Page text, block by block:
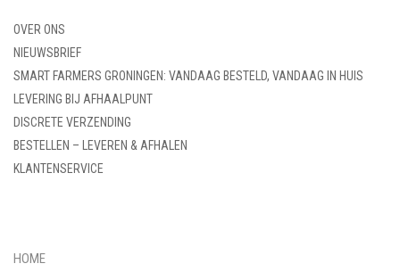
OVER ONS
NIEUWSBRIEF
SMART FARMERS GRONINGEN: VANDAAG BESTELD, VANDAAG IN HUIS
LEVERING BIJ AFHAALPUNT
DISCRETE VERZENDING
BESTELLEN – LEVEREN & AFHALEN
KLANTENSERVICE
HOME